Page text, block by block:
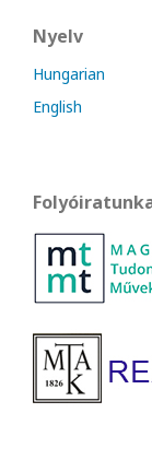
Nyelv
Hungarian
English